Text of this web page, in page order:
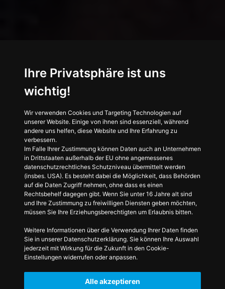
Ihre Privatsphäre ist uns
wichtig!
Wir verwenden Cookies und Targeting Technologien auf
unserer Website. Einige von ihnen sind essenziell, während
andere uns helfen, diese Website und Ihre Erfahrung zu
verbessern.
Im Falle Ihrer Zustimmung können Daten auch an Unternehmen
in Drittstaaten außerhalb der EU ohne angemessenes
datenschutzrechtliches Schutzniveau übermittelt werden
(insbes. USA). Es besteht dabei die Möglichkeit, dass Behörden
auf die Daten Zugriff nehmen, ohne dass es einen
Rechtsbehelf dagegen gibt. Wenn Sie unter 16 Jahre alt sind
und Ihre Zustimmung zu freiwilligen Diensten geben möchten,
müssen Sie Ihre Erziehungsberechtigten um Erlaubnis bitten.
Weitere Informationen über die Verwendung Ihrer Daten finden
Sie in unserer Datenschutzerklärung. Sie können Ihre Auswahl
jederzeit mit Wirkung für die Zukunft in den Cookie-
Einstellungen widerrufen oder anpassen.
Alle akzeptieren
Willkommen bei
PILGERfilm